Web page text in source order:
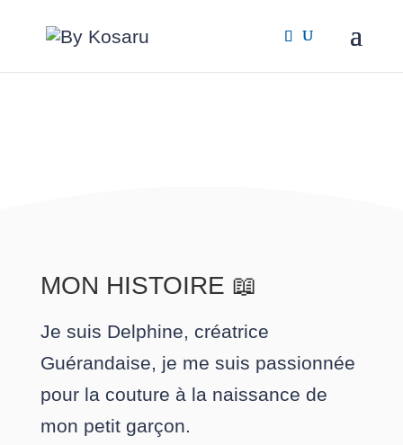
MON HISTOIRE 📖
Je suis Delphine, créatrice
Guérandaise, je me suis passionnée
pour la couture à la naissance de
mon petit garçon.